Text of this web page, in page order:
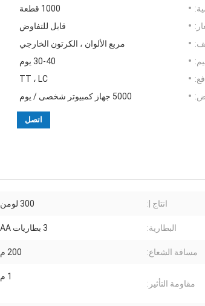
1000 قطعة
قابل للتفاوض
مربع الألوان ، الكرتون الخارجي
30-40 يوم
TT ، LC
5000 جهاز كمبيوتر شخصى / يوم
اتصل
انتاج |: 300 لومن
البطارية: 3 بطاريات AA
مسافة الشعاع: 200 م
مقاومة التأثير:
1 م